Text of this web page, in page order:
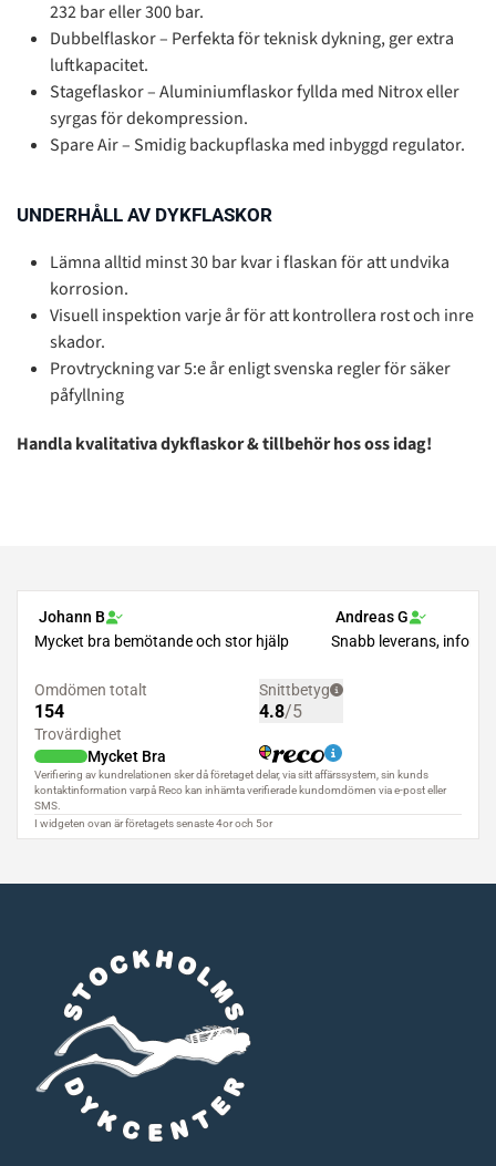
232 bar eller 300 bar.
Dubbelflaskor – Perfekta för teknisk dykning, ger extra
luftkapacitet.
Stageflaskor – Aluminiumflaskor fyllda med Nitrox eller
syrgas för dekompression.
Spare Air – Smidig backupflaska med inbyggd regulator.
UNDERHÅLL AV DYKFLASKOR
Lämna alltid minst 30 bar kvar i flaskan för att undvika
korrosion.
Visuell inspektion varje år för att kontrollera rost och inre
skador.
Provtryckning var 5:e år enligt svenska regler för säker
påfyllning
Handla kvalitativa dykflaskor & tillbehör hos oss idag!